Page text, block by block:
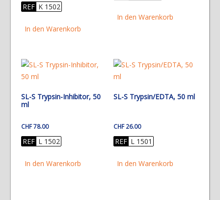
REF K 1502
In den Warenkorb
In den Warenkorb
SL-S Trypsin-Inhibitor, 50
ml
CHF78.00
REF L 1502
In den Warenkorb
SL-S Trypsin/EDTA, 50 ml
CHF26.00
REF L 1501
In den Warenkorb